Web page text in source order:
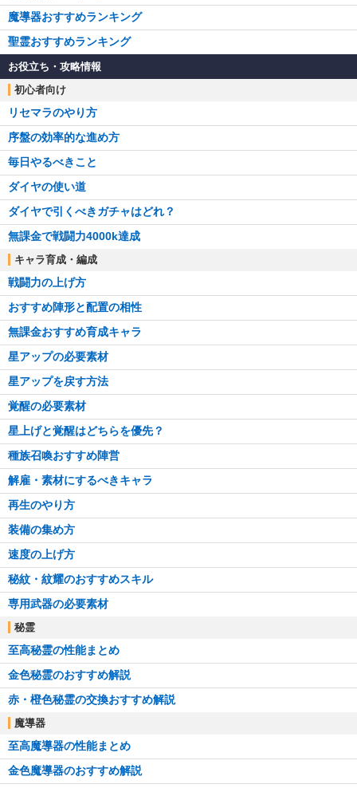
魔導器おすすめランキング
聖霊おすすめランキング
お役立ち・攻略情報
初心者向け
リセマラのやり方
序盤の効率的な進め方
毎日やるべきこと
ダイヤの使い道
ダイヤで引くべきガチャはどれ？
無課金で戦闘力4000k達成
キャラ育成・編成
戦闘力の上げ方
おすすめ陣形と配置の相性
無課金おすすめ育成キャラ
星アップの必要素材
星アップを戻す方法
覚醒の必要素材
星上げと覚醒はどちらを優先？
種族召喚おすすめ陣営
解雇・素材にするべきキャラ
再生のやり方
装備の集め方
速度の上げ方
秘紋・紋耀のおすすめスキル
専用武器の必要素材
秘霊
至高秘霊の性能まとめ
金色秘霊のおすすめ解説
赤・橙色秘霊の交換おすすめ解説
魔導器
至高魔導器の性能まとめ
金色魔導器のおすすめ解説